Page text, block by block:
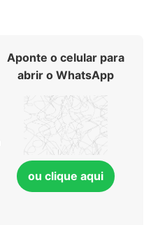
Aponte o celular para
abrir o WhatsApp
ou clique aqui